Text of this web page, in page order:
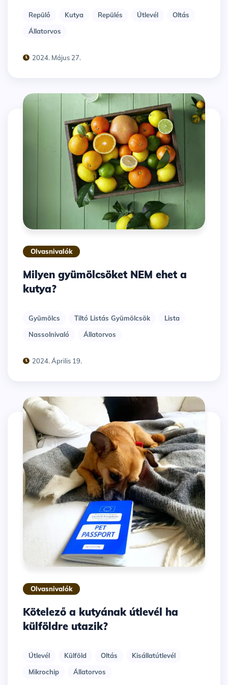
Repülő Kutya Repülés Útlevél
Oltás
Állatorvos
2024. Május 27.
Olvasnivalók
Milyen gyümölcsöket NEM ehet a
kutya?
Gyümölcs Tiltó Listás Gyümölcsök
Lista
Nassolnivaló
Állatorvos
2024. Április 19.
Olvasnivalók
Kötelező a kutyának útlevél ha
külföldre utazik?
Útlevél Külföld Oltás
Kisállatútlevél
Mikrochip
Állatorvos